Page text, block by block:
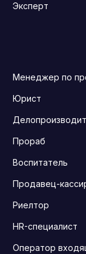
Эксперт
Менеджер по
Юрист
Прораб
Воспитатель
Продавец-
Риелтор
HR-специалист
Оператор